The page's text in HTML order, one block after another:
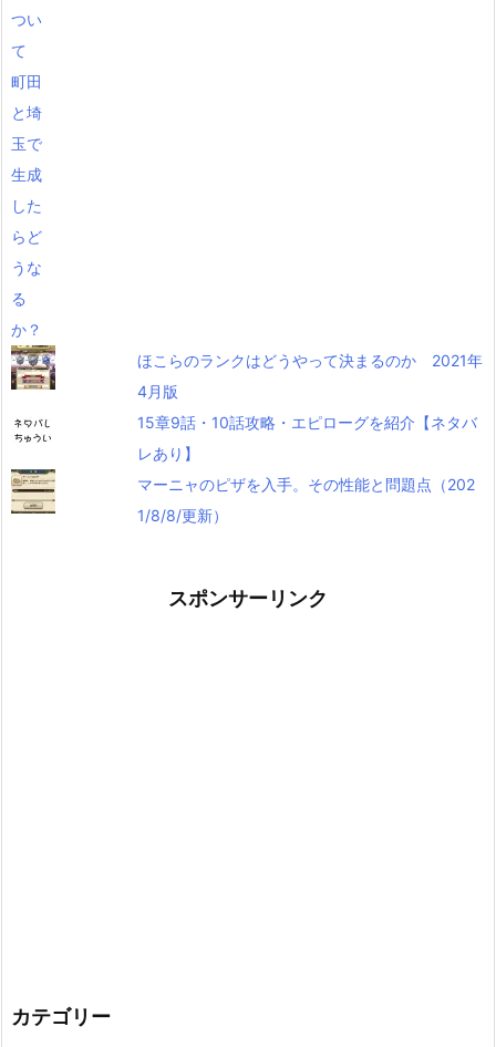
ほこらのランクはどうやって決まるのか 2021年
4月版
15章9話・10話攻略・エピローグを紹介【ネタバ
レあり】
マーニャのピザを入手。その性能と問題点（202
1/8/8/更新）
スポンサーリンク
カテゴリー